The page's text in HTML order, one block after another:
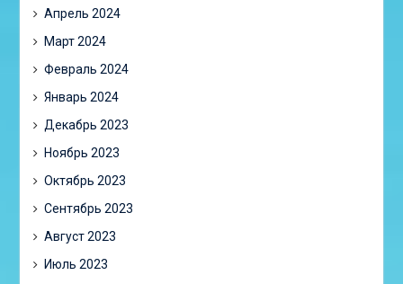
Апрель 2024
Март 2024
Февраль 2024
Январь 2024
Декабрь 2023
Ноябрь 2023
Октябрь 2023
Сентябрь 2023
Август 2023
Июль 2023